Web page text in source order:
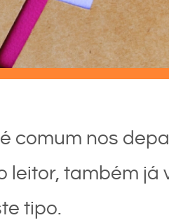
comum nos
leitor, também
tipo.